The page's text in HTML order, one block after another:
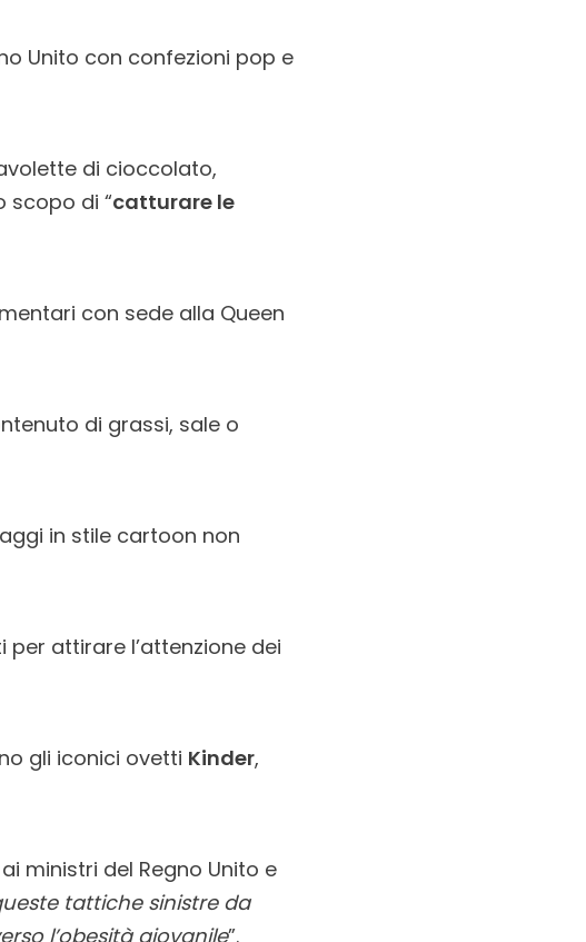
Unito con confezioni pop e
di cioccolato,
scopo di “catturare le
con sede alla Queen
di grassi, sale o
in stile cartoon non
attirare l’attenzione dei
gli iconici ovetti Kinder,
ministri del Regno Unito e
tattiche sinistre da
l’obesità giovanile”.